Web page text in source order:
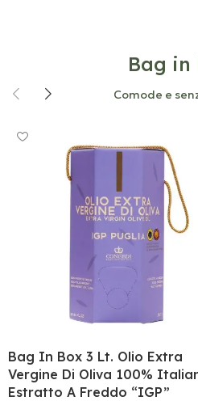
Bag in
Comode e
Bag In Box 3 Lt. Olio Extra
Vergine Di Oliva 100%
Estratto A Freddo “IGP”